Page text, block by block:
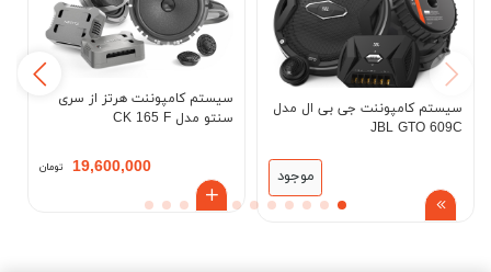
سیستم كامپوننت جی بی ال مدل
JBL GTO 609C
موجود
سیستم كامپوننت هرتز از سری
سنتو مدل CK 165 F
19,600,000 تومان